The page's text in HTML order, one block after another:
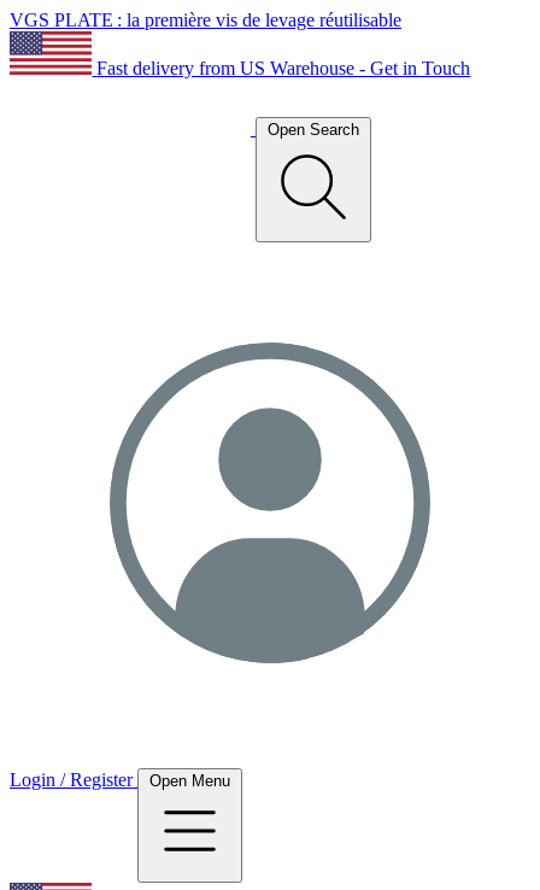
VGS PLATE : la première vis de levage réutilisable
Fast delivery from US Warehouse - Get in Touch
Open Search
Login / Register Open Menu